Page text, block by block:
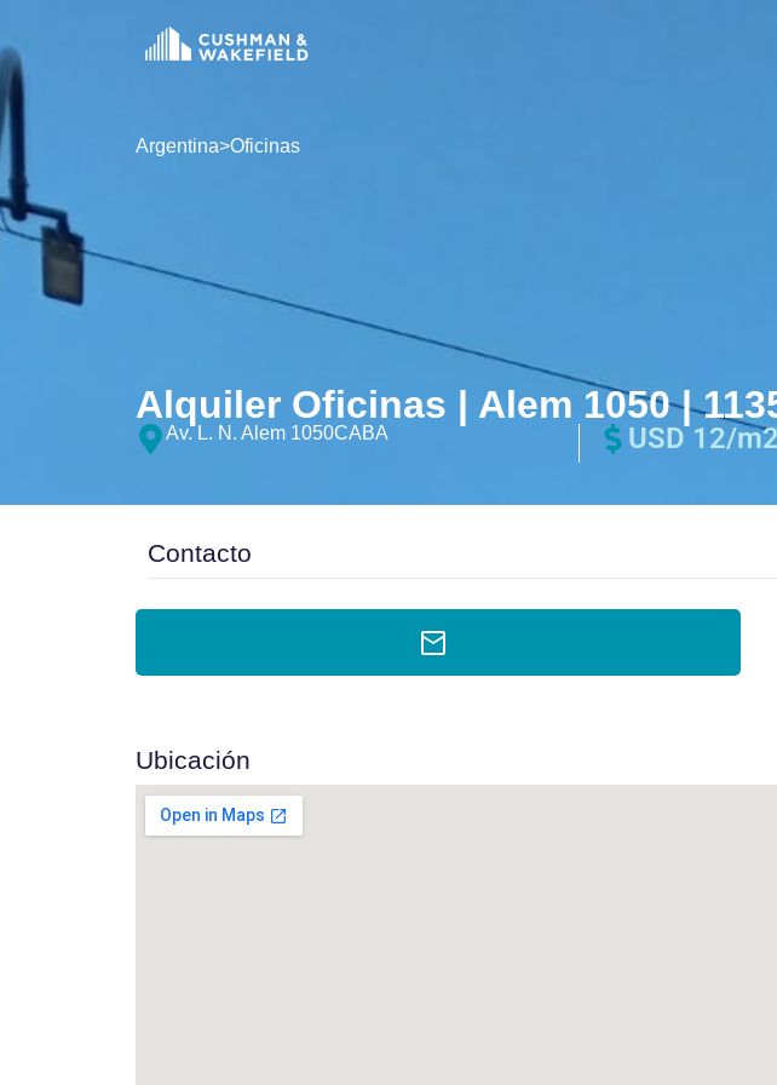
Argentina>Oficinas
Alquiler Oficinas | Alem 1050 |
Av. L. N. Alem 1050CABA USD 12/
Contacto
Ubicación